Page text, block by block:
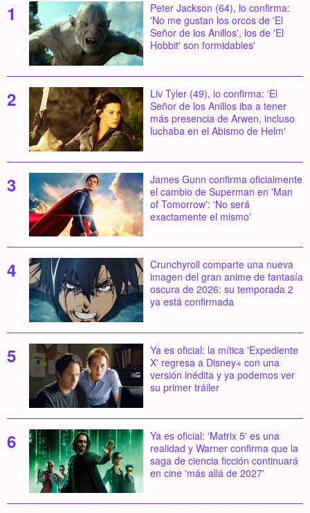
Peter Jackson (64), lo confirma:
'No me gustan los orcos de 'El
Señor de los Anillos', los de 'El
Hobbit' son formidables'
Liv Tyler (49), lo confirma: 'El
Señor de los Anillos iba a tener
más presencia de Arwen, incluso
luchaba en el Abismo de Helm'
James Gunn confirma oficialmente
el cambio de Superman en 'Man
of Tomorrow': 'No será
exactamente el mismo'
Crunchyroll comparte una nueva
imagen del gran anime de fantasía
oscura de 2026: su temporada 2
ya está confirmada
Ya es oficial: la mítica 'Expediente
X' regresa a Disney+ con una
versión inédita y ya podemos ver
su primer tráiler
Ya es oficial: 'Matrix 5' es una
realidad y Warner confirma que la
saga de ciencia ficción continuará
en cine 'más allá de 2027'